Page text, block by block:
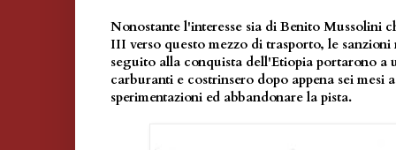
Nonostante l'interesse sia di Benito Mussolini
III verso questo mezzo di trasporto, le
seguito alla conquista dell'Etiopia portarono a
carburanti e costrinsero dopo appena sei mesi
sperimentazioni ed abbandonare la pista.